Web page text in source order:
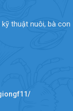
thuật nuôi, bà con